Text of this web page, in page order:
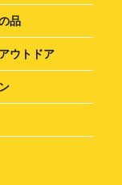
品
ウトドア